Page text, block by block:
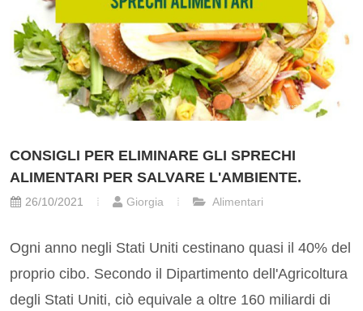
CONSIGLI PER ELIMINARE GLI SPRECHI
ALIMENTARI PER SALVARE L'AMBIENTE.
26/10/2021 Giorgia Alimentari
Ogni anno negli Stati Uniti cestinano quasi il 40% del
proprio cibo. Secondo il Dipartimento dell'Agricoltura
degli Stati Uniti, ciò equivale a oltre 160 miliardi di